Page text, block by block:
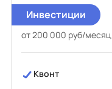
Инвестиции
от 200 000 руб/месяц
Квонт